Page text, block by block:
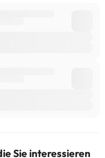
Sie interessieren